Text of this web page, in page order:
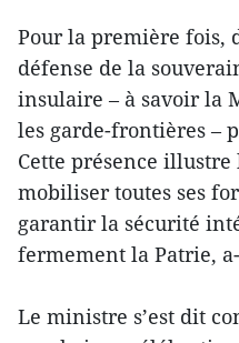
Pour la première fois,
défense de la
insulaire – à savoir la
les garde-frontières –
Cette présence
mobiliser toutes ses
garantir la sécurité
fermement la Patrie,
Le ministre s’est dit